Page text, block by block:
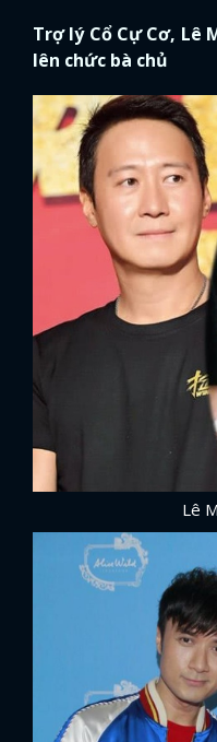
Trợ lý Cổ Cự Cơ, Lê
lên chức bà chủ
Lê